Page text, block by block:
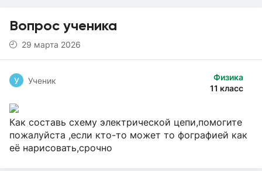
Вопрос ученика
29 марта 2026
Физика
11 класс
У Ученик
Как составь схему электрической цепи,помогите
пожалуйста ,если кто-то может то фографией как
её нарисовать,срочно